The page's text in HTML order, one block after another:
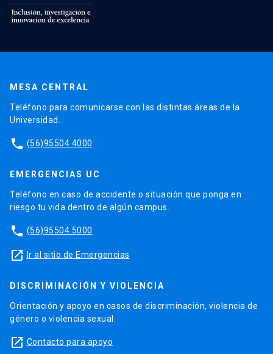
MESA CENTRAL
Teléfono para comunicarse con las distintas áreas de la
Universidad.
phone (56)95504 4000
EMERGENCIAS UC
Teléfono en caso de accidente o situación que ponga en
riesgo tu vida dentro de algún campus.
phone (56)95504 5000
launch Ir al sitio de Emergencias
DISCRIMINACIÓN Y VIOLENCIA
Orientación y apoyo en casos de discriminación, violencia de
género o violencia sexual.
launch Contacto para apoyo